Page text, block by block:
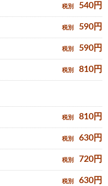
税別 540 円
税別 590 円
税別 590 円
税別 810 円
税別 810 円
税別 630 円
税別 720 円
税別 630 円